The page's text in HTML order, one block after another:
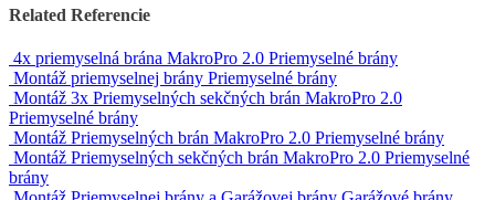
Related Referencie
4x priemyselná brána MakroPro 2.0 Priemyselné brány
Montáž priemyselnej brány Priemyselné brány
Montáž 3x Priemyselných sekčných brán MakroPro 2.0
Priemyselné brány
Montáž Priemyselných brán MakroPro 2.0 Priemyselné brány
Montáž Priemyselných sekčných brán MakroPro 2.0 Priemyselné
brány